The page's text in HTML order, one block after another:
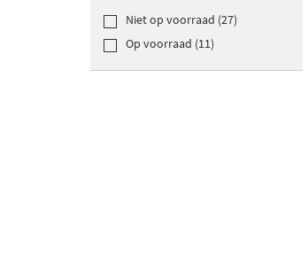
Niet op voorraad (27)
Op voorraad (11)